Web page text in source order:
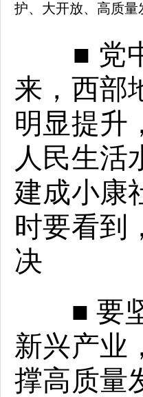
护、大开放、高质
■ 党中
来，西部
明显提升
人民生活
建成小康
时要看到
决
■ 要坚
新兴产业
撑高质量